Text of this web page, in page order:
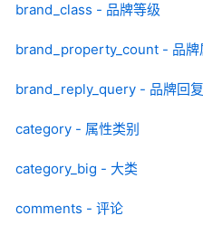
brand_class - 品牌等级
brand_property_count - 品牌
brand_reply_query - 品牌回
category - 属性类别
category_big - 大类
comments - 评论